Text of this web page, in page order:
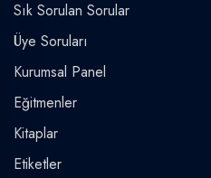
Sık Sorulan Sorular
Üye Soruları
Kurumsal Panel
Eğitmenler
Kitaplar
Etiketler